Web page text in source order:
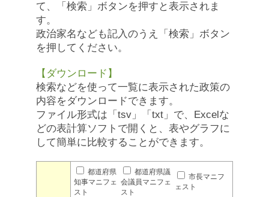
て、「検索」ボタンを押すと表示されま
す。
政治家名なども記入のうえ「検索」ボタン
を押してください。
【ダウンロード】
検索などを使って一覧に表示された政策の
内容をダウンロードできます。
ファイル形式は「tsv」「txt」で、Excelな
どの表計算ソフトで開くと、表やグラフに
して簡単に比較することができます。
都道府県
知事マニフェ
スト
都道府県議
会議員マニフェ
スト
市長マニフ
ェスト